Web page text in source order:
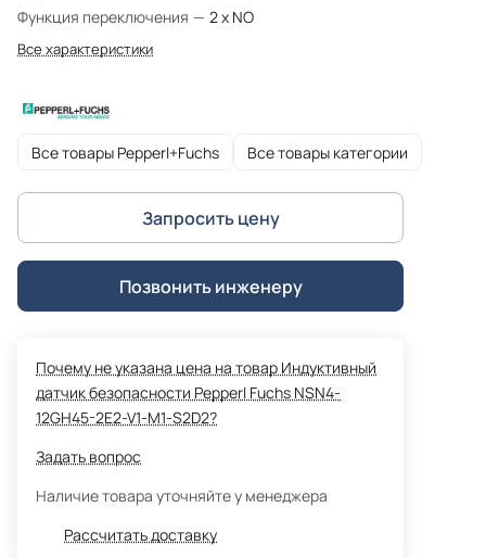
Функция переключения — 2 x NO
Все характеристики
Все товары Pepperl+Fuchs Все товары категории
Запросить цену
Позвонить инженеру
Почему не указана цена на товар Индуктивный
датчик безопасности Pepperl Fuchs NSN4-
12GH45-2E2-V1-M1-S2D2?
Задать вопрос
Наличие товара уточняйте у менеджера
Рассчитать доставку